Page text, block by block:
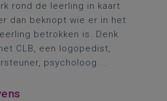
rond de leerling in kaart
dan beknopt wie er in het
betrokken is. Denk
CLB, een logopedist,
psycholoog ...